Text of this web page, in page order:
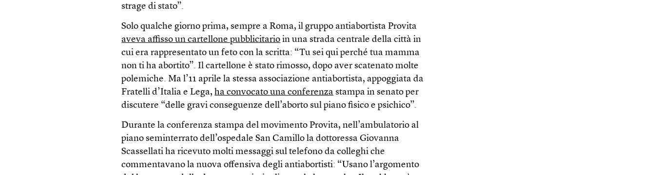
strage di stato”.
Solo qualche giorno prima, sempre a Roma, il gruppo antiabortista Provita
aveva affisso un cartellone pubblicitario in una strada centrale della città in
cui era rappresentato un feto con la scritta: “Tu sei qui perché tua mamma
non ti ha abortito”. Il cartellone è stato rimosso, dopo aver scatenato molte
polemiche. Ma l’11 aprile la stessa associazione antiabortista, appoggiata da
Fratelli d’Italia e Lega,ha convocato una conferenza stampa in senato per
discutere “delle gravi conseguenze dell’aborto sul piano fisico e psichico”.
Durante la conferenza stampa del movimento Provita, nell’ambulatorio al
piano seminterrato dell’ospedale San Camillo la dottoressa Giovanna
Scassellati ha ricevuto molti messaggi sul telefono da colleghi che
commentavano la nuova offensiva degli antiabortisti: “Usano l’argomento